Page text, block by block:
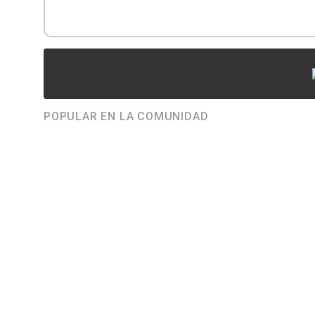
POPULAR EN LA COMUNIDAD